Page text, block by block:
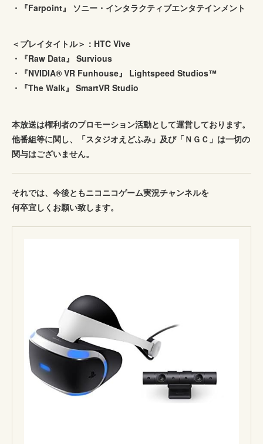
・『Farpoint』 ソニー・インタラクティブエンタテインメント
＜プレイタイトル＞：HTC Vive
・『Raw Data』 Survious
・『NVIDIA® VR Funhouse』 Lightspeed Studios™
・『The Walk』 SmartVR Studio
本放送は権利者のプロモーション活動として運営しております。
他番組等に関し、「スタジオえどふみ」及び「ＮＧＣ」は一切の
関与はございません。
それでは、今後ともニコニコゲーム実況チャンネルを
何卒宜しくお願い致します。